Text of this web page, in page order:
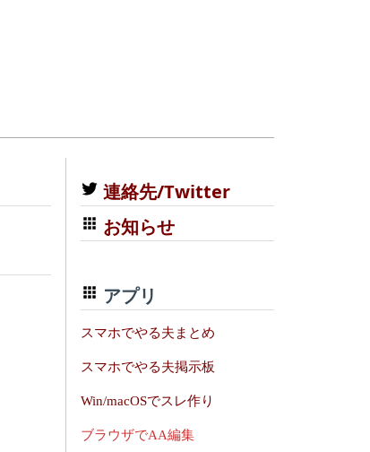
連絡先/Twitter
お知らせ
アプリ
スマホでやる夫まとめ
スマホでやる夫掲示板
Win/macOSでスレ作り
ブラウザでAA編集